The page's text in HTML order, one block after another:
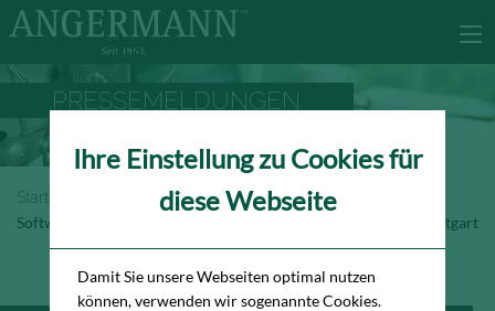
PRESSEMELDUNGEN
Startseite Newsroom
Pressemeldungen
Softwareentwickler eurodata ProPep mietet Bürofläche in Stuttgart
Ihre Einstellung zu Cookies für
diese Webseite
Damit Sie unsere Webseiten optimal nutzen
können, verwenden wir sogenannte Cookies.